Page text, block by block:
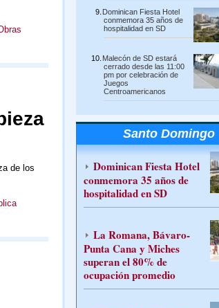
de los
Dominican Fiesta Hotel
conmemora 35 años de
hospitalidad en SD
Malecón de SD estará
cerrado desde las 11:00
pm por celebración de
Juegos
Centroamericanos
Santo Domingo
Dominican Fiesta Hotel
conmemora 35 años de
hospitalidad en SD
La Romana, Bávaro-
Punta Cana y Miches
superan el 80% de
ocupación promedio